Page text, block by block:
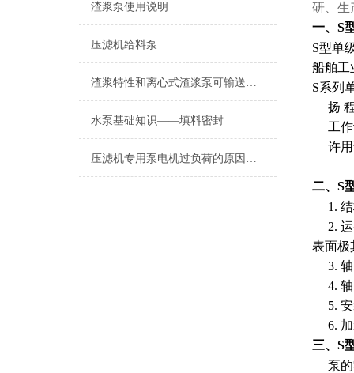
渣浆泵使用说明
压滤机给料泵
渣浆特性和离心式渣浆泵可输送渣浆的Z大浓度
水泵基础知识——填料密封
压滤机专用泵电机过负荷的原因是什么？
研、生
一、S
S型单
船舶工
S系列
扬 程
工作
许用
二、S
1. 结
2. 运
表面极
3. 轴
4. 轴
5. 安
6. 加
三、S
泵的